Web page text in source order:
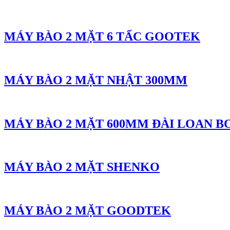
MÁY BÀO 2 MẶT 6 TẤC GOOTEK
MÁY BÀO 2 MẶT NHẬT 300MM
MÁY BÀO 2 MẶT 600MM ĐÀI LOAN
MÁY BÀO 2 MẶT SHENKO
MÁY BÀO 2 MẶT GOODTEK